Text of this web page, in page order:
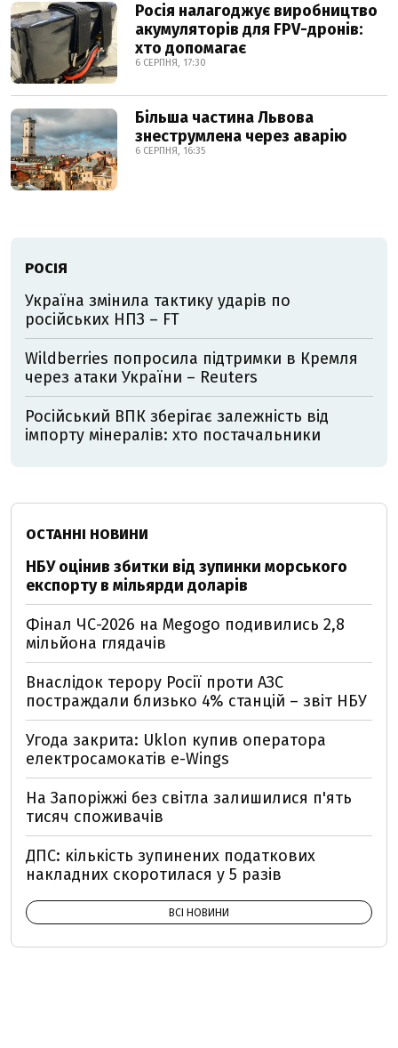
Росія налагоджує виробництво
акумуляторів для FPV-дронів:
хто допомагає
6 СЕРПНЯ, 17:30
Більша частина Львова
знеструмлена через аварію
6 СЕРПНЯ, 16:35
РОСІЯ
Україна змінила тактику ударів по
російських НПЗ – FT
Wildberries попросила підтримки в Кремля
через атаки України – Reuters
Російський ВПК зберігає залежність від
імпорту мінералів: хто постачальники
ОСТАННІ НОВИНИ
НБУ оцінив збитки від зупинки морського
експорту в мільярди доларів
Фінал ЧС-2026 на Megogo подивились 2,8
мільйона глядачів
Внаслідок терору Росії проти АЗС
постраждали близько 4% станцій – звіт НБУ
Угода закрита: Uklon купив оператора
електросамокатів e-Wings
На Запоріжжі без світла залишилися п'ять
тисяч споживачів
ДПС: кількість зупинених податкових
накладних скоротилася у 5 разів
ВСІ НОВИНИ